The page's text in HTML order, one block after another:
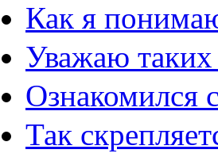
Как я
Уважаю
Ознакомился
Так